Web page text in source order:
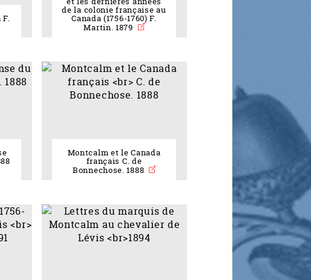
F.
de la colonie française au
Canada (1756-1760) F.
Martin. 1879
Montcalm et le Canada
français C. de
Bonnechose. 1888